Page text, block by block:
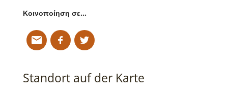
Κοινοποίηση σε…
Standort auf der Karte